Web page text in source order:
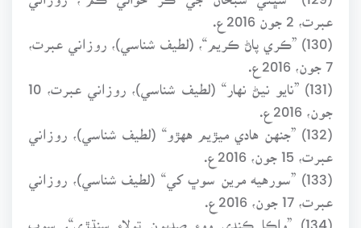
(130) ”ڪري پاڻ ڪريم“، (لطيف شناسي)، روزاني عبرت،
7 جون، 2016ع.
(131) ”نايو نيڻ نهار“ (لطيف شناسي)، روزاني عبرت، 10
(132) ”جنهن هادي ميڙيم ههڙو“ (لطيف شناسي)، روزاني
(133) ”سورهيه مرين سوڀ کي“ (لطيف شناسي)، روزاني
(134) ”واڪا ڪندي ووءِ صديون تولاءِ سنڌڙي“، سوڀ